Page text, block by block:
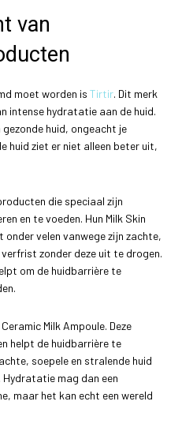
van
moet worden is Tirtir. Dit merk
intense hydratatie aan de huid.
huid, ongeacht je
huid ziet er niet alleen beter uit,
die speciaal zijn
en te voeden. Hun Milk Skin
velen vanwege zijn zachte,
zonder deze uit te drogen.
om de huidbarrière te
Milk Ampoule. Deze
helpt de huidbarrière te
soepele en stralende huid
mag dan een
maar het kan echt een wereld